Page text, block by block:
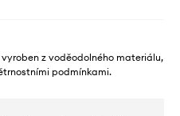
z voděodolného materiálu,
podmínkami.